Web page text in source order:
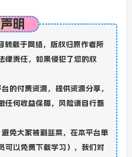
明
转载于网络，版权归原作者所
律责任，如果侵犯了您的权
的付费资源，提供资源分享，
任何收益保障，风险请自行甄
免大家被割韭菜，在本平台单
可以免费下载学习），我们对